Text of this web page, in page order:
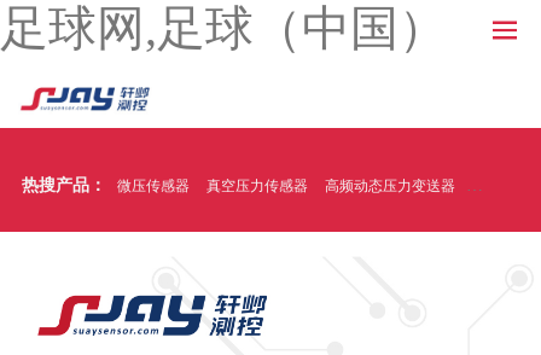
足球网,足球（中国）
热搜产品： 微压传感器 真空压力传感器 高频动态压力变送器 温压一体